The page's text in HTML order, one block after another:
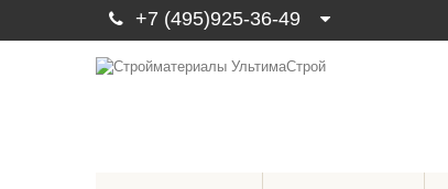
+7 (495)925-36-49